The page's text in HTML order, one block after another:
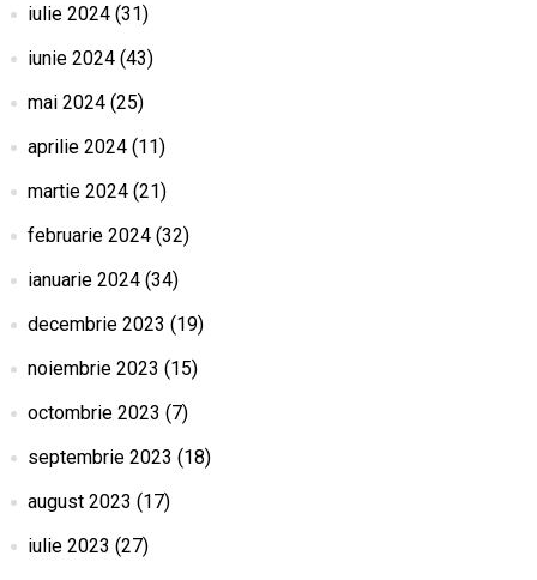
iulie 2024(31)
iunie 2024(43)
mai 2024(25)
aprilie 2024(11)
martie 2024(21)
februarie 2024(32)
ianuarie 2024(34)
decembrie 2023 (19)
noiembrie 2023 (15)
octombrie 2023 (7)
septembrie 2023 (18)
august 2023 (17)
iulie 2023 (27)